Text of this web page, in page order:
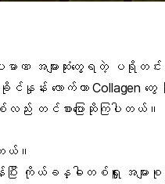
ဏ အများဆုံးတွေ့ရတဲ့ ပရိုတင်
နှုန်း လောက်ဟာ Collagen
း တင်စားပြောဆိုကြပါတယ်။
ယ်။
ြီး ကိုယ်ခန္ဓါတစ်ရှူး အများ